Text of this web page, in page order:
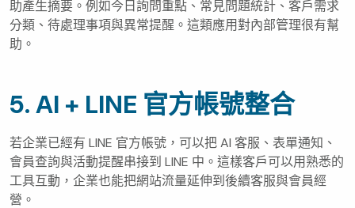
助產生摘要。例如今日詢問重點、常見問題統計、客戶需求
分類、待處理事項與異常提醒。這類應用對內部管理很有幫
助。
5. AI + LINE 官方帳號整合
若企業已經有 LINE 官方帳號，可以把 AI 客服、表單通知、
會員查詢與活動提醒串接到 LINE 中。這樣客戶可以用熟悉的
工具互動，企業也能把網站流量延伸到後續客服與會員經
營。